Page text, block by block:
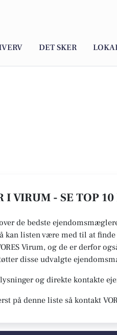
DET SKER
I VIRUM - SE TOP
de bedste
kan listen være med til at
Virum, og de er derfor
disse udvalgte
og direkte kontakte
på denne liste så kontakt